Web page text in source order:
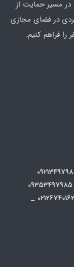
مسیر حمایت از
در فضای مجازی
فراهم کنیم.
دفتر تهران _ سعادت آباد (شعبه کاج) : 02126740162 _